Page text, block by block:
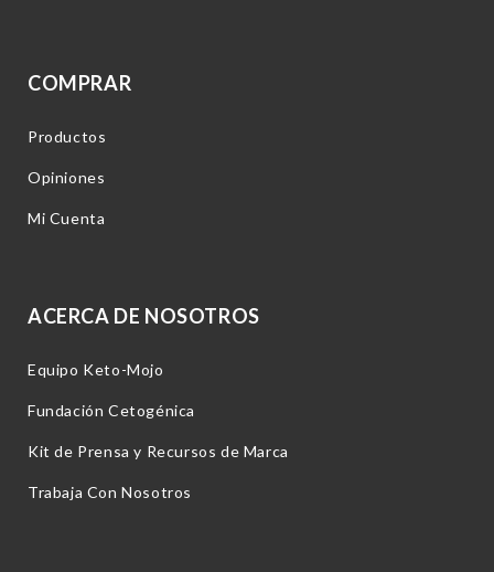
COMPRAR
Productos
Opiniones
Mi Cuenta
ACERCA DE NOSOTROS
Equipo Keto-Mojo
Fundación Cetogénica
Kit de Prensa y Recursos de Marca
Trabaja Con Nosotros